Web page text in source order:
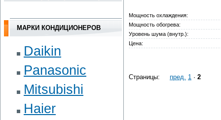
МАРКИ КОНДИЦИОНЕРОВ
Daikin
Panasonic
Mitsubishi
Haier
Мощность охлаждения:
Мощность обогрева:
Уровень шума (внутр.):
Цена:
Страницы: пред. 1 · 2